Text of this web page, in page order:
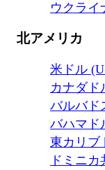
ウクライ
北アメリカ
米ドル
カナダド
バルバド
バハマド
東カリブ
ドミニ